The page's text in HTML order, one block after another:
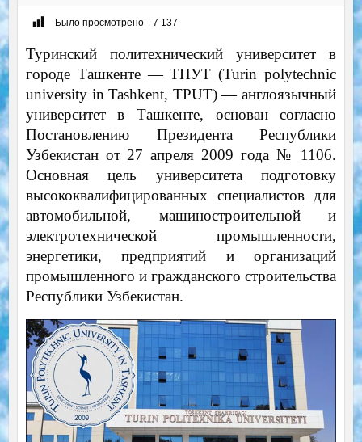
Было просмотрено 7 137
Туринский политехнический университет в
городе Ташкенте — ТПУТ (Turin polytechnic
university in Tashkent, TPUT) — англоязычный
университет в Ташкенте, основан согласно
Постановлению Президента Республики
Узбекистан от 27 апреля 2009 года № 1106.
Основная цель университета подготовку
высококвалифицированных специалистов для
автомобильной, машиностроительной и
электротехнической промышленности,
энергетики, предприятий и организаций
промышленного и гражданского строительства
Республики Узбекистан.